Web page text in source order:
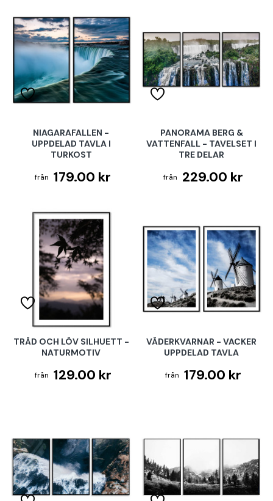
NIAGARAFALLEN -
UPPDELAD TAVLA I
TURKOST
179.00 kr
PANORAMA BERG &
VATTENFALL - TAVELSET I
TRE DELAR
229.00 kr
TRÄD OCH LÖV SILHUETT -
NATURMOTIV
129.00 kr
VÄDERKVARNAR - VACKER
UPPDELAD TAVLA
179.00 kr